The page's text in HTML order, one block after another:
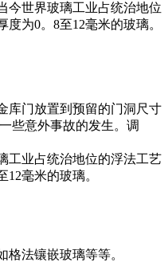
今世界玻璃工业占统治地位
为0。8至12毫米的玻璃。
库门放置到预留的门洞尺寸
些意外事故的发生。调
工业占统治地位的浮法工艺
毫米的玻璃。
法镶嵌玻璃等等。